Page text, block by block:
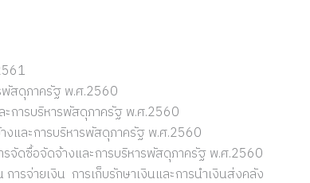
สดุภาครัฐ พ.ศ.2560
การบริหารพัสดุภาครัฐ พ.ศ.2560
งและการบริหารพัสดุภาครัฐ พ.ศ.2560
จัดซื้อจัดจ้างและการบริหารพัสดุภาครัฐ พ.ศ.2560
ารจ่ายเงิน การเก็บรักษาเงินและการนำเงินส่งคลัง